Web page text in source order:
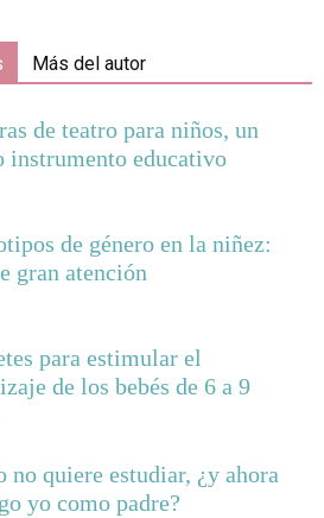
Más del autor
de teatro para niños, un
instrumento educativo
de género en la niñez:
gran atención
para estimular el
de los bebés de 6 a 9
quiere estudiar, ¿y ahora
yo como padre?